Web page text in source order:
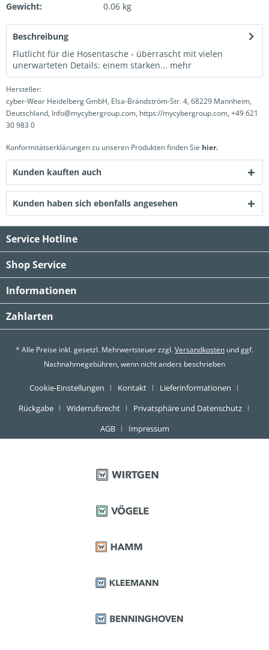
Gewicht:
0.06 kg
Beschreibung
Flutlicht für die Hosentasche - überrascht mit vielen
unerwarteten Details: einem starken... mehr
Hersteller:
cyber-Wear Heidelberg GmbH, Elsa-Brändström-Str. 4, 68229 Mannheim,
Deutschland, Info@mycybergroup.com, https://mycybergroup.com, +49 621
30 983 0
Konformitätserklärungen zu unseren Produkten finden Sie hier.
Kunden kauften auch
Kunden haben sich ebenfalls angesehen
Service Hotline
Shop Service
Informationen
Zahlarten
* Alle Preise inkl. gesetzl. Mehrwertsteuer zzgl.Versandkosten und ggf.
Nachnahmegebühren, wenn nicht anders beschrieben
Cookie-Einstellungen Kontakt
Lieferinformationen
Rückgabe
Widerrufsrecht
Privatsphäre und Datenschutz
AGB
Impressum